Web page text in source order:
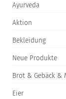
Ayurveda
Aktion
Bekleidung
Neue Produkte
Brot & Gebäck &
Eier